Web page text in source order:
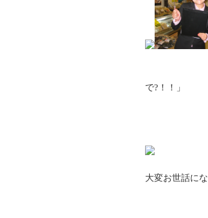
「
で?！！」
大変お世話に